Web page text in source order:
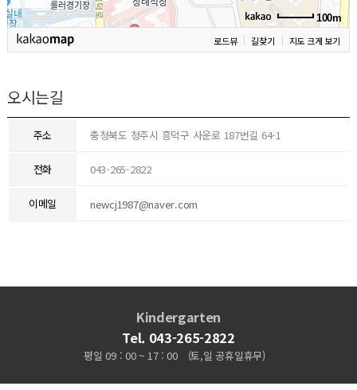
100m
로드뷰 길찾기 지도 크게 보기
오시는길
주소 충청북도 청주시 흥덕구 사운로 187번길 64-1
전화 043-265-2822
이메일 newcj1987@naver.com
Kindergarten
Tel. 043-265-2822
평일 09 : 00 ~ 17 : 00 (토,일 공휴일휴무)